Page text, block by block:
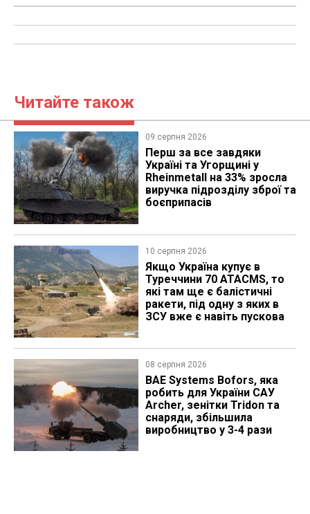
Читайте також
09 серпня 2026
Перш за все завдяки
Україні та Угорщині у
Rheinmetall на 33% зросла
виручка підрозділу зброї та
боєприпасів
10 серпня 2026
Якщо Україна купує в
Туреччини 70 ATACMS, то
які там ще є балістичні
ракети, під одну з яких в
ЗСУ вже є навіть пускова
08 серпня 2026
BAE Systems Bofors, яка
робить для України САУ
Archer, зенітки Tridon та
снаряди, збільшила
виробництво у 3-4 рази